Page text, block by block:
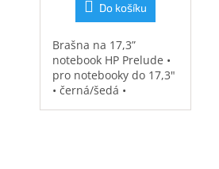
Do košíku
Brašna na 17,3”
notebook HP Prelude •
pro notebooky do 17,3"
• černá/šedá •